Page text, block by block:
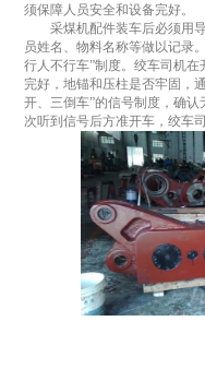
须保障人员安全和设备完好。
采煤机配件装车后必须用
员姓名、物料名称等做以记录
行人不行车”制度。绞车司机
完好，地锚和压柱是否牢固，
开、三倒车”的信号制度，确
次听到信号后方准开车，绞车